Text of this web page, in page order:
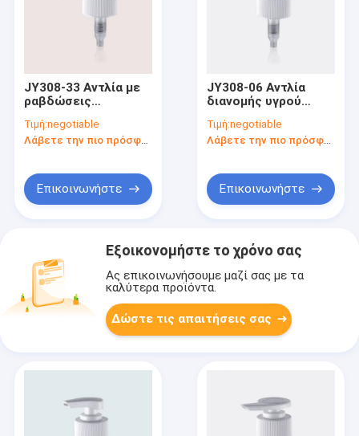
JY308-33 Αντλία με
ραβδώσεις
σαπουνιού με μακριά
σημάδια ακροφυσίου
Τιμή:negotiable
Λάβετε την πιο πρόσφατη τιμή
Επικοινωνήστε
JY308-06 Αντλία
διανομής υγρού
Τιμή:negotiable
Επικοινωνήστε
Εξοικονομήστε το χρόνο σας
Ας επικοινωνήσουμε μαζί σας με τα
καλύτερα προϊόντα.
Δώστε τις απαιτήσεις σας